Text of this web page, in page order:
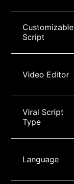
Customizable
Script
Video Editor
Viral Script
Type
Language